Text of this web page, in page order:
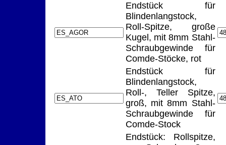
Endstück für
Blindenlangstock,
Roll-Spitze, große
Kugel, mit 8mm Stahl-
Schraubgewinde für
Comde-Stöcke, rot
Endstück für
Blindenlangstock,
Roll-, Teller Spitze,
groß, mit 8mm Stahl-
Schraubgewinde für
Comde-Stock
Endstück: Rollspitze,